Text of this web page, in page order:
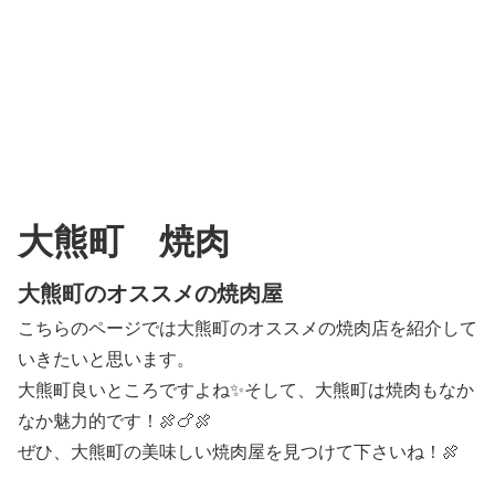
大熊町 焼肉
大熊町のオススメの焼肉屋
こちらのページでは大熊町のオススメの焼肉店を紹介して
いきたいと思います。
大熊町良いところですよね✨そして、大熊町は焼肉もなか
なか魅力的です！🍖🍗🍖
ぜひ、大熊町の美味しい焼肉屋を見つけて下さいね！🍖